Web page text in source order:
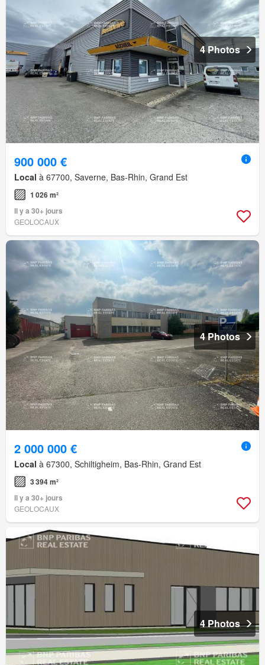
4 Photos
900 000 €
Local à 67700, Saverne, Bas-Rhin, Grand Est
1 026 m²
Il y a 30+ jours
GEOLOCAUX
4 Photos
2 000 000 €
Local à 67300, Schiltigheim, Bas-Rhin, Grand Est
3 394 m²
Il y a 30+ jours
GEOLOCAUX
4 Photos